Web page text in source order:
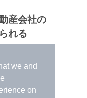
we and
on
産会社の
れる
つけやすい
利用規約